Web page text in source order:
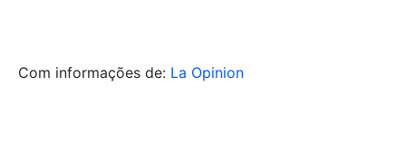
Com informações de: La Opinion